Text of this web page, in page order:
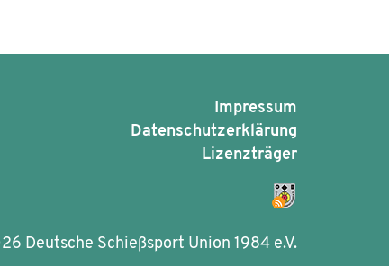
Impressum
Datenschutzerklärung
Lizenzträger
Deutsche Schießsport Union 1984 e.V.